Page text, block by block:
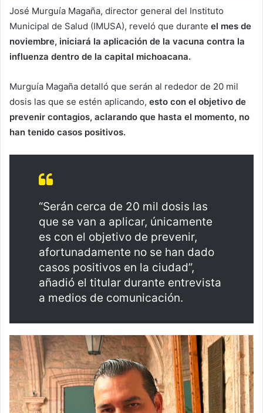
José Murguía Magaña, director general del Instituto
Municipal de Salud (IMUSA), reveló que durante el mes de
noviembre, iniciará la aplicación de la vacuna contra la
influenza dentro de la capital michoacana.
Murguía Magaña detalló que serán al rededor de 20 mil
dosis las que se estén aplicando, esto con el objetivo de
prevenir contagios, aclarando que hasta el momento, no
han tenido casos positivos.
“Serán cerca de 20 mil dosis las
que se van a aplicar, únicamente
es con el objetivo de prevenir,
afortunadamente no se han dado
casos positivos en la ciudad”,
añadió el titular durante entrevista
a medios de comunicación.